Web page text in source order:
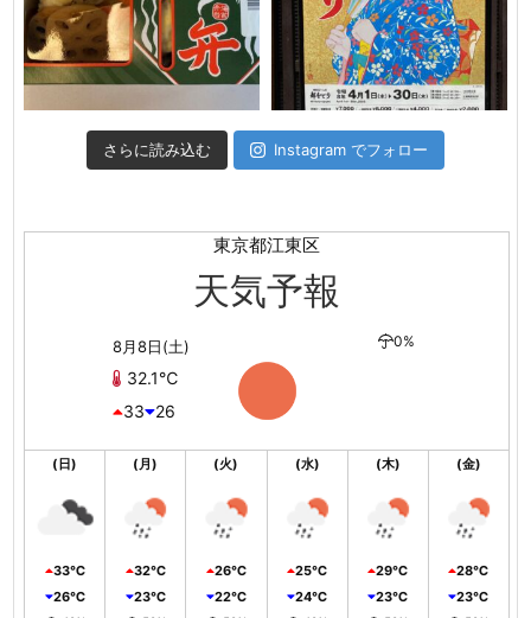
さらに読み込む Instagram でフォロー
東京都江東区
天気予報
8月8日(土)
32.1℃
33
26
0%
(日)
33℃
26℃
(月)
32℃
23℃
(火)
26℃
22℃
(水)
25℃
24℃
(木)
29℃
23℃
(金)
28℃
23℃